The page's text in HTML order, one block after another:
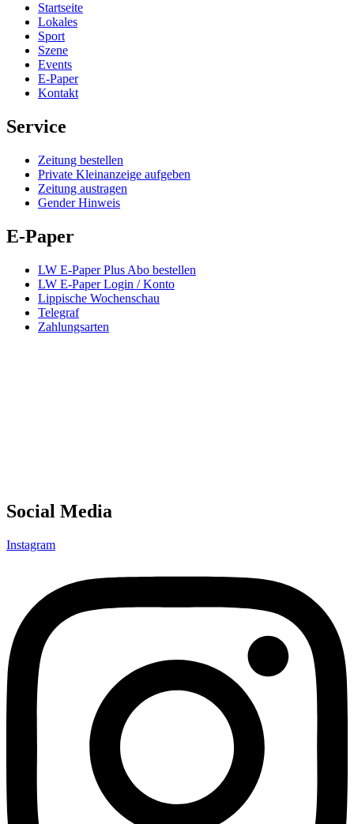
Startseite
Lokales
Sport
Szene
Events
E-Paper
Kontakt
Service
Zeitung bestellen
Private Kleinanzeige aufgeben
Zeitung austragen
Gender Hinweis
E-Paper
LW E-Paper Plus Abo bestellen
LW E-Paper Login / Konto
Lippische Wochenschau
Telegraf
Zahlungsarten
Social Media
Instagram